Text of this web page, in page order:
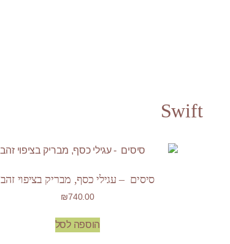
Swift
סיסים – עגילי כסף, מבריק בציפוי זהב
₪740.00
הוספה לסל